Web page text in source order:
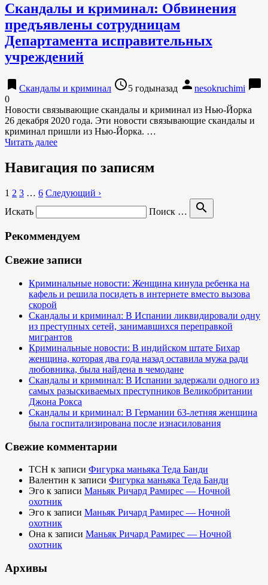
Скандалы и криминал: Обвинения
предъявлены сотрудницам
Департамента исправительных
учреждений
bookmark Скандалы и криминал access_time5 годыназад person nesokruchimi chat_bubble
0
Новости связывающие скандалы и криминал из Нью-Йорка
26 декабря 2020 года. Эти новости связывающие скандалы и
криминал пришли из Нью-Йорка. …
Читать далее
Навигация по записям
1 2 3 … 6 Следующий ›
Искать
Поиск … search
Рекоммендуем
Свежие записи
Криминальные новости: Женщина кинула ребенка на
кафель и решила посидеть в интернете вместо вызова
скорой
Скандалы и криминал: В Испании ликвидировали одну
из преступных сетей, занимавшихся переправкой
мигрантов
Криминальные новости: В индийском штате Бихар
женщина, которая два года назад оставила мужа ради
любовника, была найдена в чемодане
Скандалы и криминал: В Испании задержали одного из
самых разыскиваемых преступников Великобритании
Джона Рокса
Скандалы и криминал: В Германии 63-летняя женщина
была госпитализирована после изнасилования
Свежие комментарии
TCH к записи Фигурка маньяка Теда Банди
Валентин к записи Фигурка маньяка Теда Банди
Эго к записи Маньяк Ричард Рамирес — Ночной
охотник
Эго к записи Маньяк Ричард Рамирес — Ночной
охотник
Она к записи Маньяк Ричард Рамирес — Ночной
охотник
Архивы